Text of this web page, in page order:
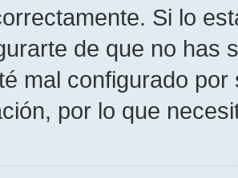
Si lo
de que no has
mal configurado
por lo que